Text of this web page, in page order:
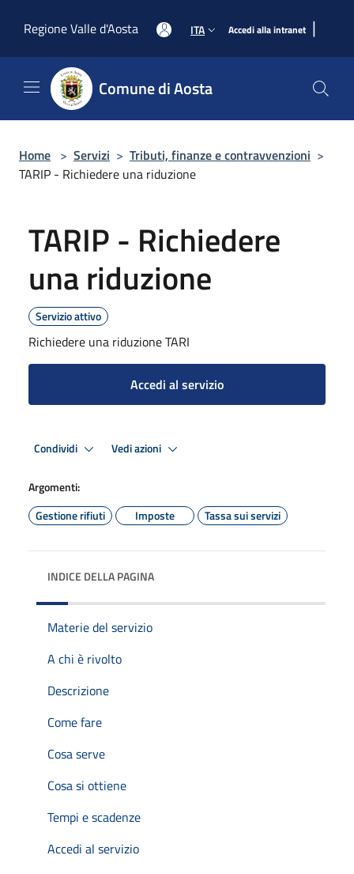
Regione Valle d'Aosta
ITA Accedi alla intranet |
Comune di Aosta
Home > Servizi > Tributi, finanze e contravvenzioni >
TARIP - Richiedere una riduzione
TARIP - Richiedere
una riduzione
Servizio attivo
Richiedere una riduzione TARI
Accedi al servizio
Condividi Vedi azioni
Argomenti:
Gestione rifiuti
Imposte Tassa sui servizi
INDICE DELLA PAGINA
Materie del servizio
A chi è rivolto
Descrizione
Come fare
Cosa serve
Cosa si ottiene
Tempi e scadenze
Accedi al servizio